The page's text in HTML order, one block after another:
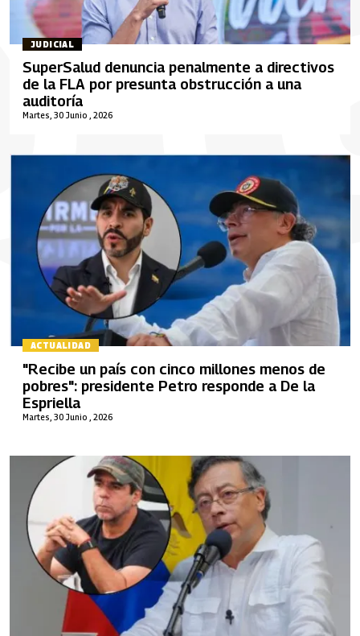
JUDICIAL
Martes, 30 Junio , 2026
SuperSalud denuncia penalmente a directivos
de la FLA por presunta obstrucción a una
auditoría
ACTUALIDAD
Martes, 30 Junio , 2026
"Recibe un país con cinco millones menos de
pobres": presidente Petro responde a De la
Espriella